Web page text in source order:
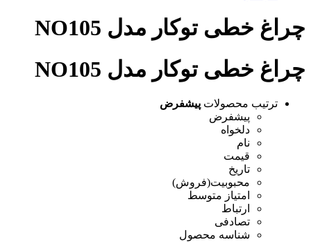
چراغ خطی توکار مدل NO105
چراغ خطی توکار مدل NO105
ترتیب محصولات پیشفرض
پیشفرض
دلخواه
نام
قیمت
تاریخ
محبوبیت(فروش)
امتیاز متوسط
ارتباط
تصادفی
شناسه محصول